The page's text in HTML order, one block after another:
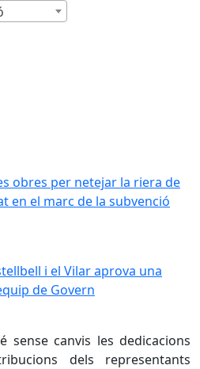
obres per netejar la riera de
obres per netejar la riera de
en el marc de la subvenció
i el Vilar aprova una
i el Vilar aprova una
de Govern
sense canvis les dedicacions
dels representants